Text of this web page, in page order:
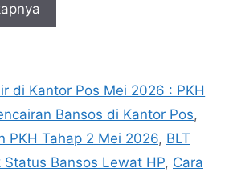
di Kantor Pos Mei 2026 : PKH
Bansos di Kantor Pos,
PKH Tahap 2 Mei 2026, BLT
Status Bansos Lewat HP, Cara